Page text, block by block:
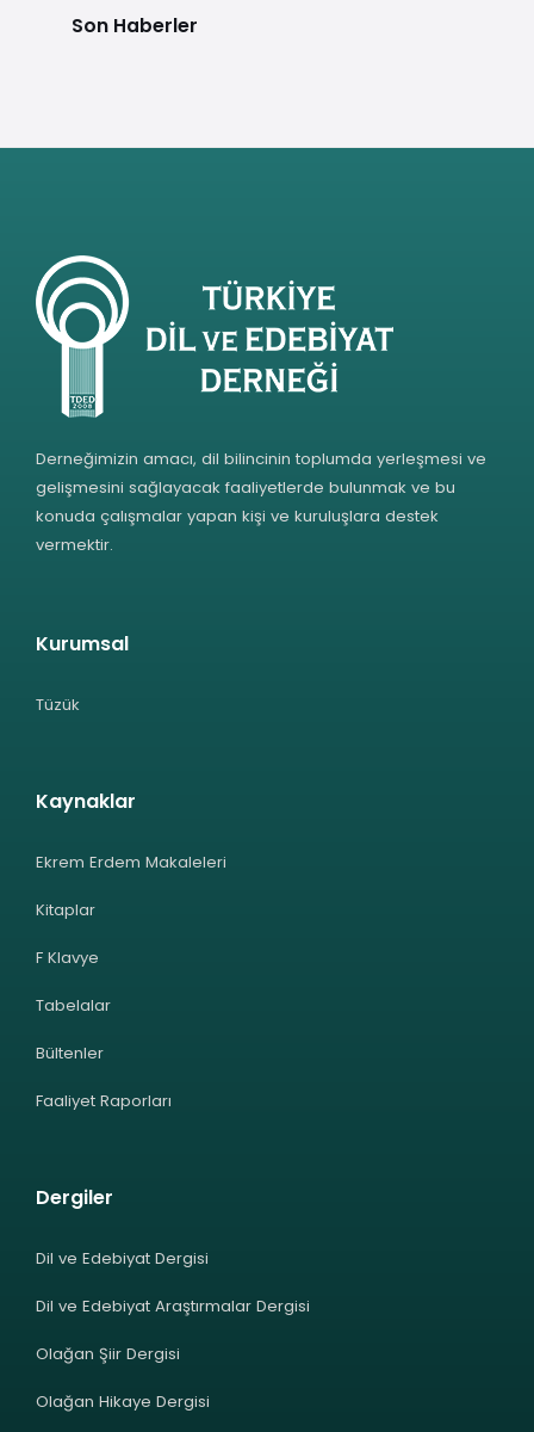
Son Haberler
Derneğimizin amacı, dil bilincinin toplumda yerleşmesi ve
gelişmesini sağlayacak faaliyetlerde bulunmak ve bu
konuda çalışmalar yapan kişi ve kuruluşlara destek
vermektir.
Kurumsal
Tüzük
Kaynaklar
Ekrem Erdem Makaleleri
Kitaplar
F Klavye
Tabelalar
Bültenler
Faaliyet Raporları
Dergiler
Dil ve Edebiyat Dergisi
Dil ve Edebiyat Araştırmalar Dergisi
Olağan Şiir Dergisi
Olağan Hikaye Dergisi